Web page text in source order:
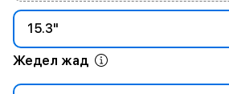
15.3"
Жедел жад